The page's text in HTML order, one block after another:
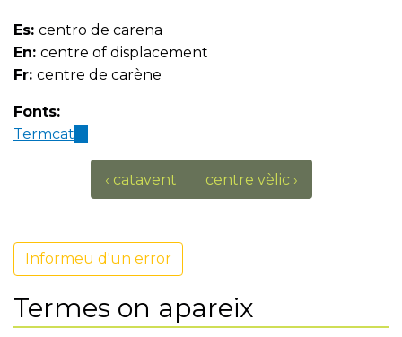
Es: centro de carena
En: centre of displacement
Fr: centre de carène
Fonts:
Termcat
external)
‹ catavent centre vèlic ›
Informeu d'un error
Termes on apareix